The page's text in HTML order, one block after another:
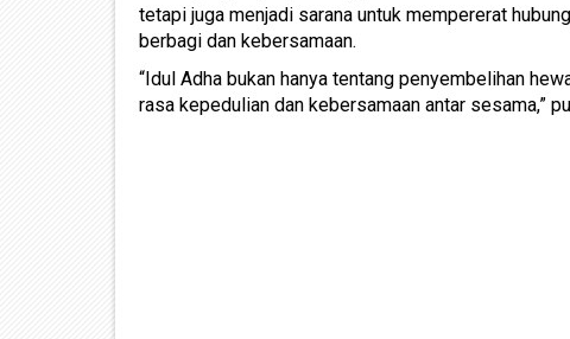
tetapi juga menjadi sarana untuk mempererat
berbagi dan kebersamaan.
“Idul Adha bukan hanya tentang penyembelihan
rasa kepedulian dan kebersamaan antar sesama,”